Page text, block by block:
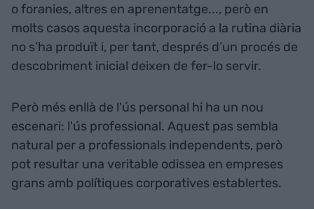
o foranies, altres en aprenentatge..., però en
molts casos aquesta incorporació a la rutina diària
no s’ha produït i, per tant, després d’un procés de
descobriment inicial deixen de fer-lo servir.
Però més enllà de l'ús personal hi ha un nou
escenari: l'ús professional. Aquest pas sembla
natural per a professionals independents, però
pot resultar una veritable odissea en empreses
grans amb polítiques corporatives establertes.